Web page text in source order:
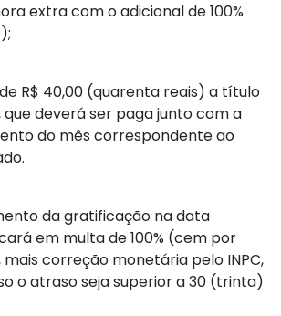
extra com o adicional de 100%
R$ 40,00 (quarenta reais) a título
deverá ser paga junto com a
do mês correspondente ao
da gratificação na data
em multa de 100% (cem por
correção monetária pelo INPC,
o atraso seja superior a 30 (trinta)